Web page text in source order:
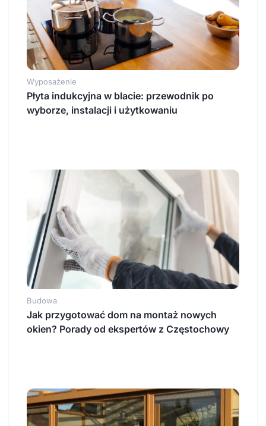
Wyposażenie
Płyta indukcyjna w blacie: przewodnik po
wyborze, instalacji i użytkowaniu
Budowa
Jak przygotować dom na montaż nowych
okien? Porady od ekspertów z Częstochowy